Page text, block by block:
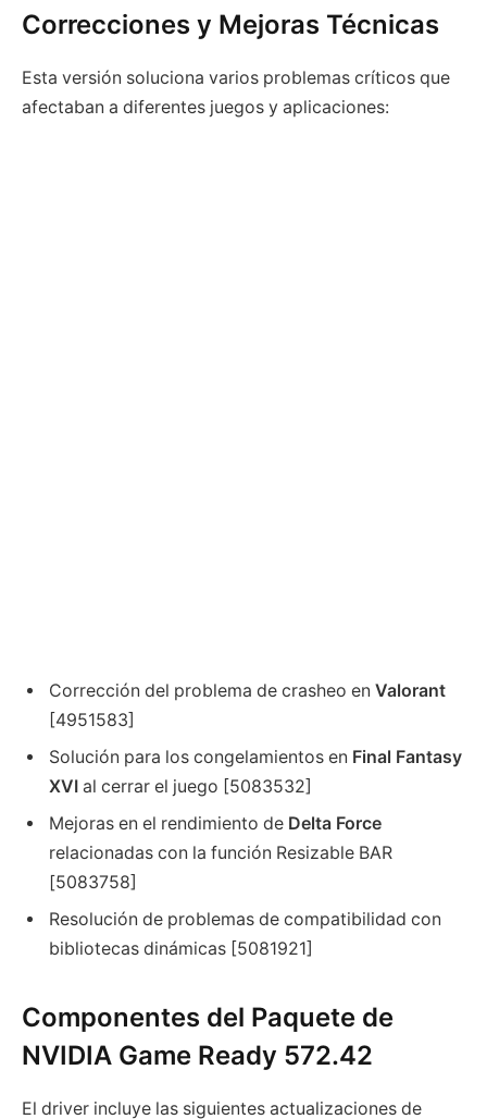
Correcciones y Mejoras Técnicas
Esta versión soluciona varios problemas críticos que
afectaban a diferentes juegos y aplicaciones:
Corrección del problema de crasheo en Valorant
[4951583]
Solución para los congelamientos en Final Fantasy
XVI al cerrar el juego [5083532]
Mejoras en el rendimiento de Delta Force
relacionadas con la función Resizable BAR
[5083758]
Resolución de problemas de compatibilidad con
bibliotecas dinámicas [5081921]
Componentes del Paquete de
NVIDIA Game Ready 572.42
El driver incluye las siguientes actualizaciones de